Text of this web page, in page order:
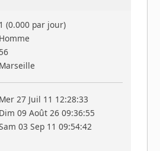
1 (0.000 par jour)
Homme
56
Marseille
Mer 27 Juil 11 12:28:33
Dim 09 Août 26 09:36:55
03 Sep 11 09:54:42